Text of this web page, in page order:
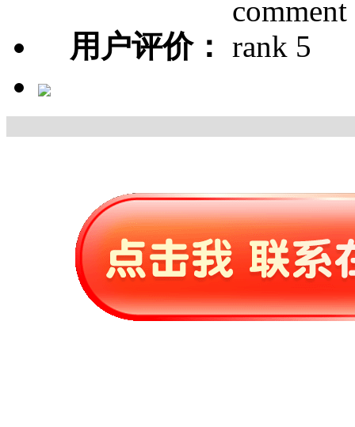
用户评价：